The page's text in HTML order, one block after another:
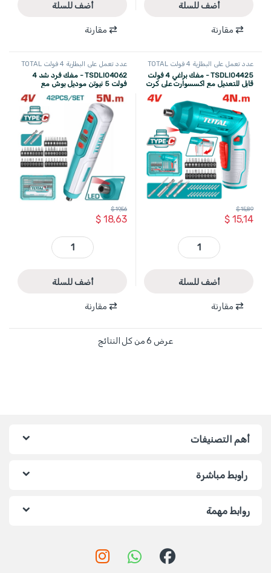
أضف للسلة
مقارنة
أضف للسلة
مقارنة
عدد تعمل على البطارية 4 فولت TOTAL
TSDLI04425 - مفك براغي 4 فولت
قابل للتعديل مع اكسسوارت على كرت
$15,14
$15,89
TSDLI04425 - مفك براغي 4 فولت قابل للتعديل مع اكسسوارت على كرت TOTAL quantity
أضف للسلة
مقارنة
عدد تعمل على البطارية 4 فولت TOTAL
TSDLI04062 - مفك فرد شد 4
فولت 5 نيوتن موديل بوش مع
شد ضمن حقيبة بلاستيك
$18,63
$19,56
TSDLI04062 - مفك فرد شد 4 فولت 5 نيوتن موديل بوش مع اكسسوار ماركة TOTAL مع 43 راس شد ضمن حقيبة بلاستيك quantity
أضف للسلة
مقارنة
عرض ⁦6⁩ من كل النتائج
أهم التصنيفات
راوبط مباشرة
روابط مهمة